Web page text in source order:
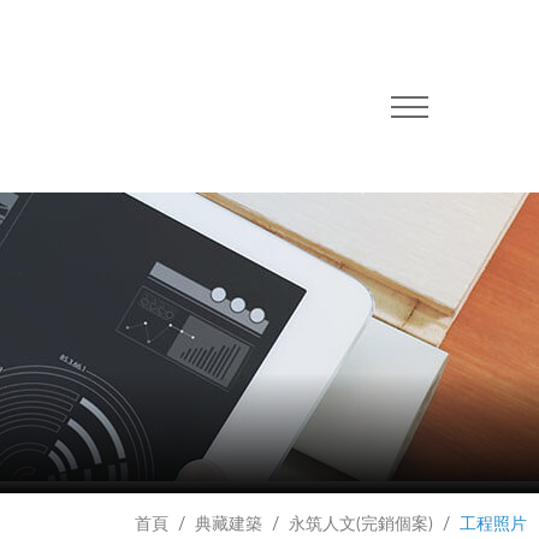
首頁 典藏建築 永筑人文(完銷個案) 工程照片